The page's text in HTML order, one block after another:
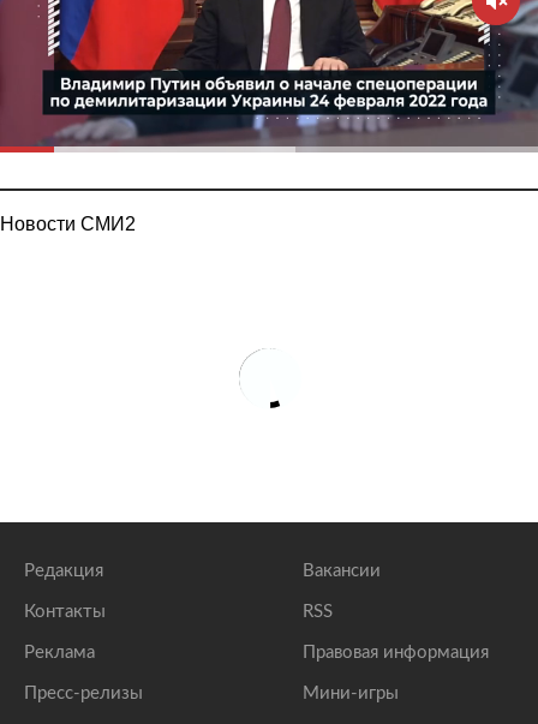
Новости СМИ2
Редакция
Контакты
Реклама
Пресс-релизы
Вакансии
RSS
Правовая информация
Мини-игры